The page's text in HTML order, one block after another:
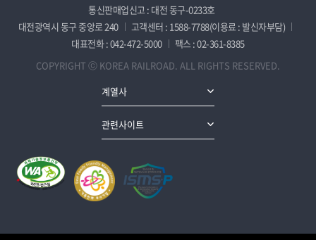
통신판매업신고 : 대전 동구-0233호
대전광역시 동구 중앙로 240
고객센터 : 1588-7788(이용료 : 발신자부담)
대표전화 : 042-472-5000
팩스 : 02-361-8385
COPYRIGHT ⓒ KOREA RAILROAD. ALL RIGHTS RESERVED.
계열사
관련사이트